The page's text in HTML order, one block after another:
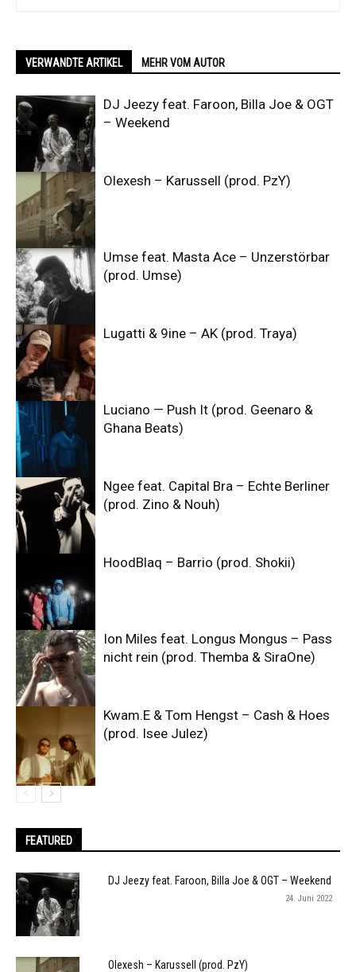
VERWANDTE ARTIKEL MEHR VOM AUTOR
DJ Jeezy feat. Faroon, Billa Joe & OGT
– Weekend
Olexesh – Karussell (prod. PzY)
Umse feat. Masta Ace – Unzerstörbar
(prod. Umse)
Lugatti & 9ine – AK (prod. Traya)
Luciano — Push It (prod. Geenaro &
Ghana Beats)
Ngee feat. Capital Bra – Echte Berliner
(prod. Zino & Nouh)
HoodBlaq – Barrio (prod. Shokii)
Ion Miles feat. Longus Mongus – Pass
nicht rein (prod. Themba & SiraOne)
Kwam.E & Tom Hengst – Cash & Hoes
(prod. Isee Julez)
FEATURED
DJ Jeezy feat. Faroon, Billa Joe & OGT – Weekend
24. Juni 2022
Olexesh – Karussell (prod. PzY)